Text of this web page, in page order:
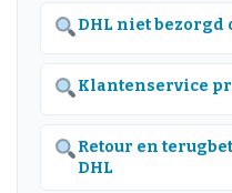
DHL niet bezorgd
Klantenservice
Retour en
DHL